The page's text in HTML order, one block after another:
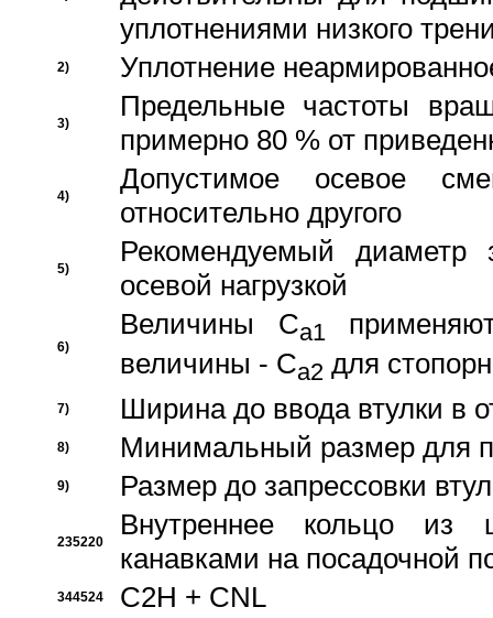
уплотнениями низкого
2) Уплотнение
3)
Предельные частоты
примерно 80 % от
4)
Допустимое осевое
относительно другого
5)
Рекомендуемый диаметр
осевой нагрузкой
6)
Величины Ca1
величины - Ca2 для
7) Ширина до ввода втулки в
8) Минимальный размер для
9) Размер до запрессовки
235220
Внутреннее кольцо из
канавками на посадочной
344524 C2H + CNL